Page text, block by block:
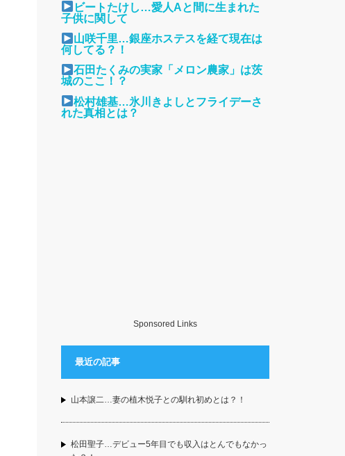
ビートたけし…愛人Aと間に生まれた
子供に関して
山咲千里…銀座ホステスを経て現在は
何してる？！
石田たくみの実家「メロン農家」は茨
城のここ！？
松村雄基…氷川きよしとフライデーさ
れた真相とは？
Sponsored Links
最近の記事
山本譲二…妻の植木悦子との馴れ初めとは？！
松田聖子…デビュー5年目でも収入はとんでもなかっ